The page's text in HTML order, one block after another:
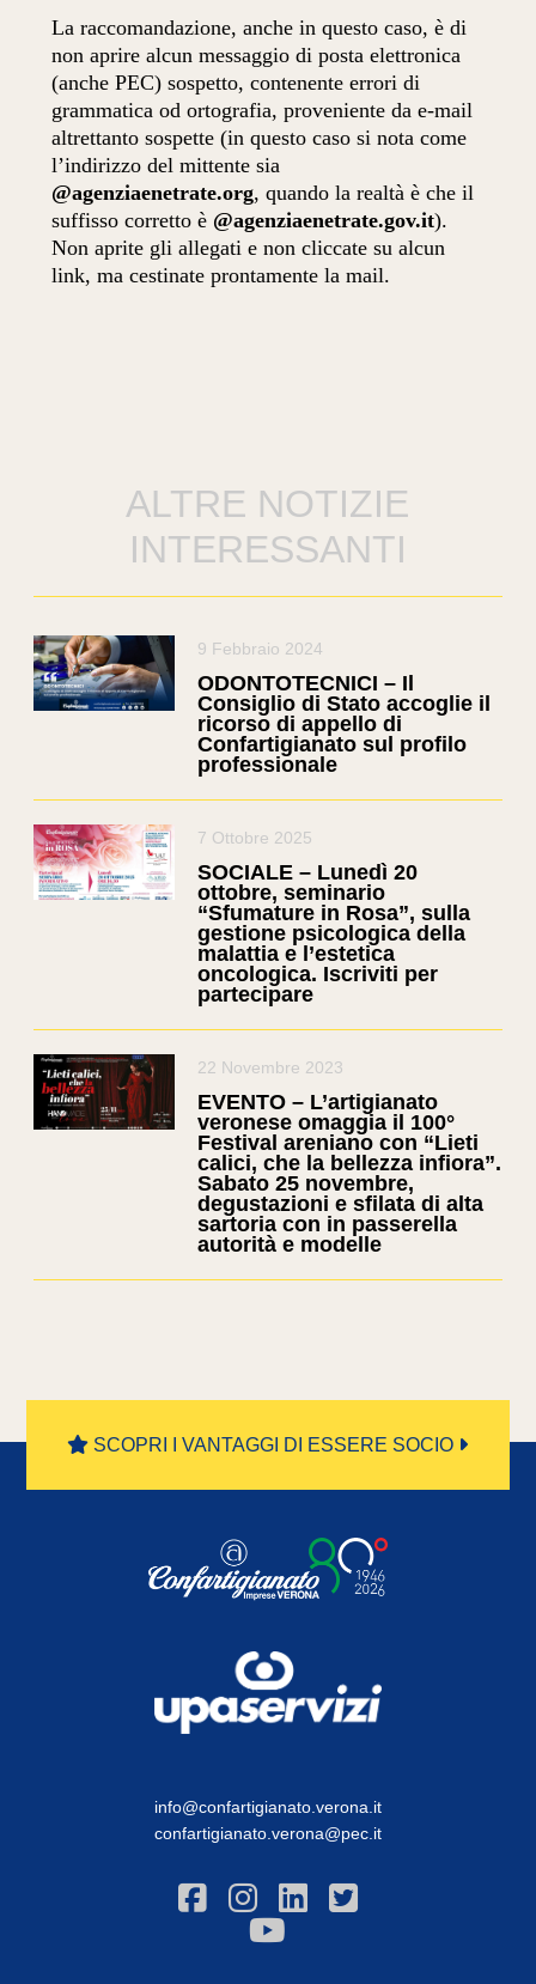
La raccomandazione, anche in questo caso, è di
non aprire alcun messaggio di posta elettronica
(anche PEC) sospetto, contenente errori di
grammatica od ortografia, proveniente da e-mail
altrettanto sospette (in questo caso si nota come
l’indirizzo del mittente sia
@agenziaenetrate.org, quando la realtà è che il
suffisso corretto è @agenziaenetrate.gov.it).
Non aprite gli allegati e non cliccate su alcun
link, ma cestinate prontamente la mail.
ALTRE NOTIZIE
INTERESSANTI
9 Febbraio 2024
ODONTOTECNICI – Il
Consiglio di Stato accoglie il
ricorso di appello di
Confartigianato sul profilo
professionale
7 Ottobre 2025
SOCIALE – Lunedì 20
ottobre, seminario
“Sfumature in Rosa”, sulla
gestione psicologica della
malattia e l’estetica
oncologica. Iscriviti per
partecipare
22 Novembre 2023
EVENTO – L’artigianato
veronese omaggia il 100°
Festival areniano con “Lieti
calici, che la bellezza infiora”.
Sabato 25 novembre,
degustazioni e sfilata di alta
sartoria con in passerella
autorità e modelle
SCOPRI I VANTAGGI DI ESSERE SOCIO
info@confartigianato.verona.it
confartigianato.verona@pec.it